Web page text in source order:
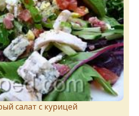
салат с курицей